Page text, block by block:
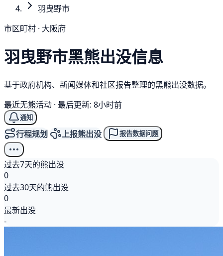
羽曳野市
市区町村 · 大阪府
羽曳野市黑熊出没信息
基于政府机构、新闻媒体和社区报告整理的黑熊出没数据。
最近无熊活动 · 最后更新: 8小时前
通知
行程规划 上报熊出没 报告数据问题
过去7天的熊出没
0
过去30天的熊出没
0
最新出没
-